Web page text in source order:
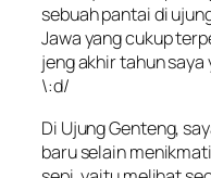
sebuah pantai di
Jawa yang cukup
jeng akhir tahun
\:d/
Di Ujung Genteng,
baru selain